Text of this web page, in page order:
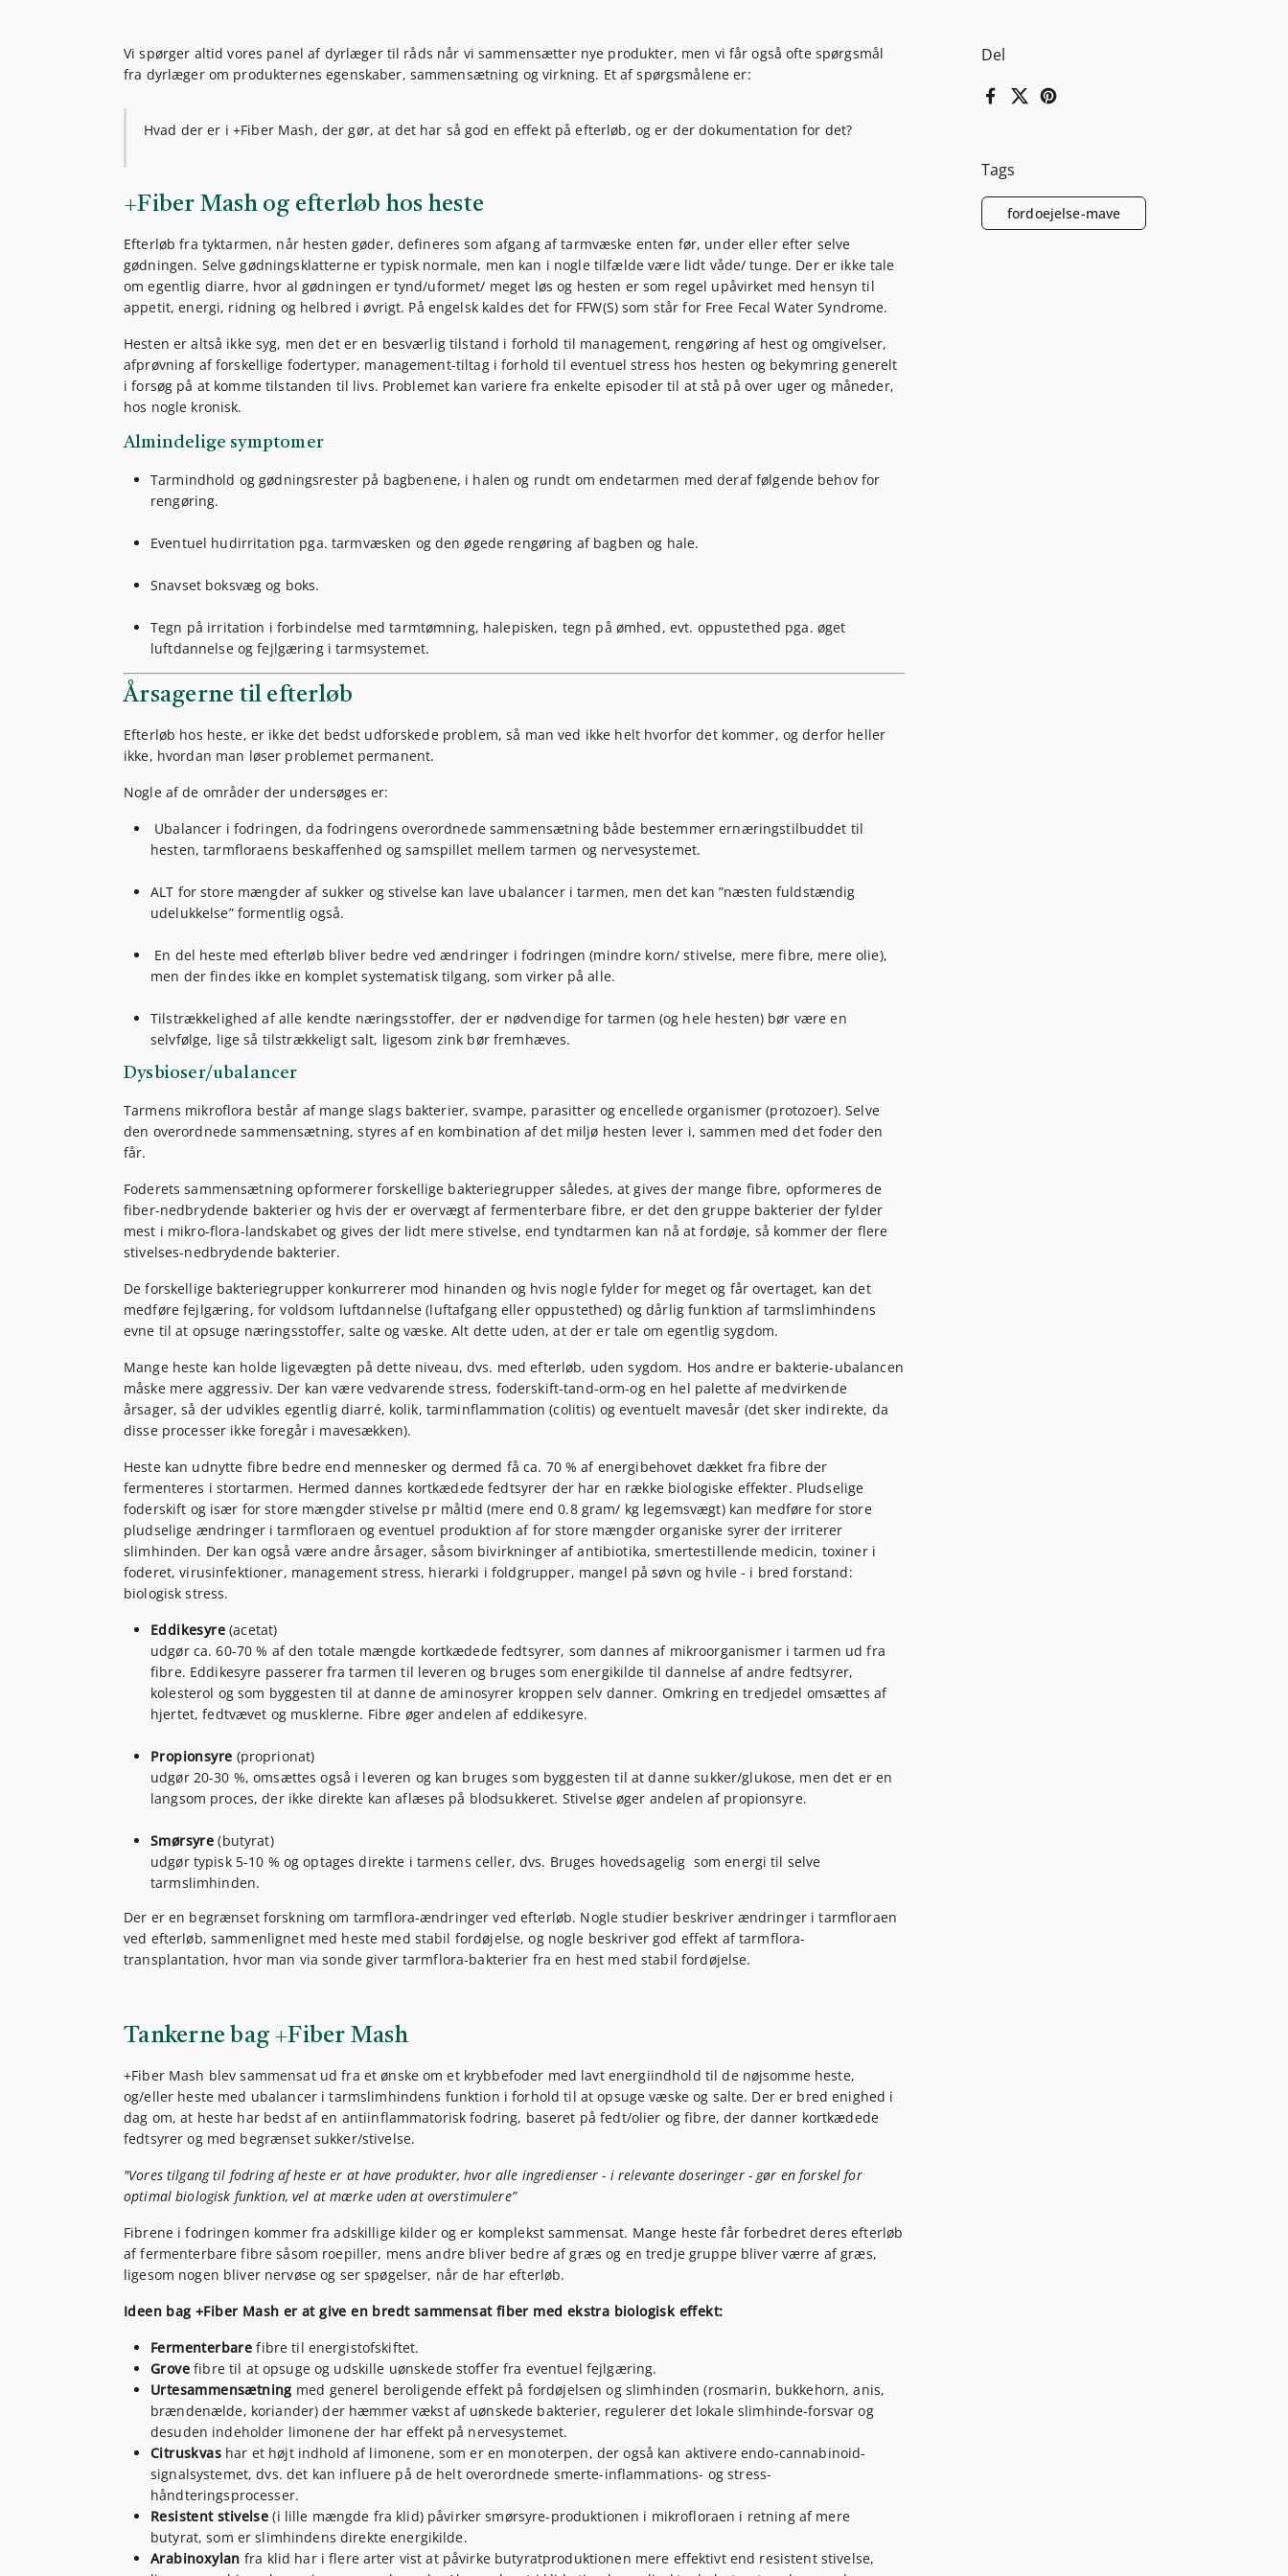
Del
Facebook
X (Twitter)
Pinterest
Tags
fordoejelse-mave
Vi spørger altid vores panel af dyrlæger til råds når vi sammensætter nye produkter, men vi får også ofte spørgsmål
fra dyrlæger om produkternes egenskaber, sammensætning og virkning. Et af spørgsmålene er:
Hvad der er i +Fiber Mash, der gør, at det har så god en effekt på efterløb, og er der dokumentation for det?
+Fiber Mash og efterløb hos heste
Efterløb fra tyktarmen, når hesten gøder, defineres som afgang af tarmvæske enten før, under eller efter selve
gødningen. Selve gødningsklatterne er typisk normale, men kan i nogle tilfælde være lidt våde/ tunge. Der er ikke tale
om egentlig diarre, hvor al gødningen er tynd/uformet/ meget løs og hesten er som regel upåvirket med hensyn til
appetit, energi, ridning og helbred i øvrigt. På engelsk kaldes det for FFW(S) som står for Free Fecal Water Syndrome.
Hesten er altså ikke syg, men det er en besværlig tilstand i forhold til management, rengøring af hest og omgivelser,
afprøvning af forskellige fodertyper, management-tiltag i forhold til eventuel stress hos hesten og bekymring generelt
i forsøg på at komme tilstanden til livs. Problemet kan variere fra enkelte episoder til at stå på over uger og måneder,
hos nogle kronisk.
Almindelige symptomer
Tarmindhold og gødningsrester på bagbenene, i halen og rundt om endetarmen med deraf følgende behov for
rengøring.
Eventuel hudirritation pga. tarmvæsken og den øgede rengøring af bagben og hale.
Snavset boksvæg og boks.
Tegn på irritation i forbindelse med tarmtømning, halepisken, tegn på ømhed, evt. oppustethed pga. øget
luftdannelse og fejlgæring i tarmsystemet.
Årsagerne til efterløb
Efterløb hos heste, er ikke det bedst udforskede problem, så man ved ikke helt hvorfor det kommer, og derfor heller
ikke, hvordan man løser problemet permanent.
Nogle af de områder der undersøges er:
Ubalancer i fodringen, da fodringens overordnede sammensætning både bestemmer ernæringstilbuddet til
hesten, tarmfloraens beskaffenhed og samspillet mellem tarmen og nervesystemet.
ALT for store mængder af sukker og stivelse kan lave ubalancer i tarmen, men det kan ”næsten fuldstændig
udelukkelse” formentlig også.
En del heste med efterløb bliver bedre ved ændringer i fodringen (mindre korn/ stivelse, mere fibre, mere olie),
men der findes ikke en komplet systematisk tilgang, som virker på alle.
Tilstrækkelighed af alle kendte næringsstoffer, der er nødvendige for tarmen (og hele hesten) bør være en
selvfølge, lige så tilstrækkeligt salt, ligesom zink bør fremhæves.
Dysbioser/ubalancer
Tarmens mikroflora består af mange slags bakterier, svampe, parasitter og encellede organismer (protozoer). Selve
den overordnede sammensætning, styres af en kombination af det miljø hesten lever i, sammen med det foder den
får.
Foderets sammensætning opformerer forskellige bakteriegrupper således, at gives der mange fibre, opformeres de
fiber-nedbrydende bakterier og hvis der er overvægt af fermenterbare fibre, er det den gruppe bakterier der fylder
mest i mikro-flora-landskabet og gives der lidt mere stivelse, end tyndtarmen kan nå at fordøje, så kommer der flere
stivelses-nedbrydende bakterier.
De forskellige bakteriegrupper konkurrerer mod hinanden og hvis nogle fylder for meget og får overtaget, kan det
medføre fejlgæring, for voldsom luftdannelse (luftafgang eller oppustethed) og dårlig funktion af tarmslimhindens
evne til at opsuge næringsstoffer, salte og væske. Alt dette uden, at der er tale om egentlig sygdom.
Mange heste kan holde ligevægten på dette niveau, dvs. med efterløb, uden sygdom. Hos andre er bakterie-ubalancen
måske mere aggressiv. Der kan være vedvarende stress, foderskift-tand-orm-og en hel palette af medvirkende
årsager, så der udvikles egentlig diarré, kolik, tarminflammation (colitis) og eventuelt mavesår (det sker indirekte, da
disse processer ikke foregår i mavesækken).
Heste kan udnytte fibre bedre end mennesker og dermed få ca. 70 % af energibehovet dækket fra fibre der
fermenteres i stortarmen. Hermed dannes kortkædede fedtsyrer der har en række biologiske effekter. Pludselige
foderskift og især for store mængder stivelse pr måltid (mere end 0.8 gram/ kg legemsvægt) kan medføre for store
pludselige ændringer i tarmfloraen og eventuel produktion af for store mængder organiske syrer der irriterer
slimhinden. Der kan også være andre årsager, såsom bivirkninger af antibiotika, smertestillende medicin, toxiner i
foderet, virusinfektioner, management stress, hierarki i foldgrupper, mangel på søvn og hvile - i bred forstand:
biologisk stress.
Eddikesyre (acetat)
udgør ca. 60-70 % af den totale mængde kortkædede fedtsyrer, som dannes af mikroorganismer i tarmen ud fra
fibre. Eddikesyre passerer fra tarmen til leveren og bruges som energikilde til dannelse af andre fedtsyrer,
kolesterol og som byggesten til at danne de aminosyrer kroppen selv danner. Omkring en tredjedel omsættes af
hjertet, fedtvævet og musklerne. Fibre øger andelen af eddikesyre.
Propionsyre (proprionat)
udgør 20-30 %, omsættes også i leveren og kan bruges som byggesten til at danne sukker/glukose, men det er en
langsom proces, der ikke direkte kan aflæses på blodsukkeret. Stivelse øger andelen af propionsyre.
Smørsyre (butyrat)
udgør typisk 5-10 % og optages direkte i tarmens celler, dvs. Bruges hovedsagelig som energi til selve
tarmslimhinden.
Der er en begrænset forskning om tarmflora-ændringer ved efterløb. Nogle studier beskriver ændringer i tarmfloraen
ved efterløb, sammenlignet med heste med stabil fordøjelse, og nogle beskriver god effekt af tarmflora-
transplantation, hvor man via sonde giver tarmflora-bakterier fra en hest med stabil fordøjelse.
Tankerne bag +Fiber Mash
+Fiber Mash blev sammensat ud fra et ønske om et krybbefoder med lavt energiindhold til de nøjsomme heste,
og/eller heste med ubalancer i tarmslimhindens funktion i forhold til at opsuge væske og salte. Der er bred enighed i
dag om, at heste har bedst af en antiinflammatorisk fodring, baseret på fedt/olier og fibre, der danner kortkædede
fedtsyrer og med begrænset sukker/stivelse.
"Vores tilgang til fodring af heste er at have produkter, hvor alle ingredienser - i relevante doseringer - gør en forskel for
optimal biologisk funktion, vel at mærke uden at overstimulere”
Fibrene i fodringen kommer fra adskillige kilder og er komplekst sammensat. Mange heste får forbedret deres efterløb
af fermenterbare fibre såsom roepiller, mens andre bliver bedre af græs og en tredje gruppe bliver værre af græs,
ligesom nogen bliver nervøse og ser spøgelser, når de har efterløb.
Ideen bag +Fiber Mash er at give en bredt sammensat fiber med ekstra biologisk effekt:
Fermenterbare fibre til energistofskiftet.
Grove fibre til at opsuge og udskille uønskede stoffer fra eventuel fejlgæring.
Urtesammensætning med generel beroligende effekt på fordøjelsen og slimhinden (rosmarin, bukkehorn, anis,
brændenælde, koriander) der hæmmer vækst af uønskede bakterier, regulerer det lokale slimhinde-forsvar og
desuden indeholder limonene der har effekt på nervesystemet.
Citruskvas har et højt indhold af limonene, som er en monoterpen, der også kan aktivere endo-cannabinoid-
signalsystemet, dvs. det kan influere på de helt overordnede smerte-inflammations- og stress-
håndteringsprocesser.
Resistent stivelse (i lille mængde fra klid) påvirker smørsyre-produktionen i mikrofloraen i retning af mere
butyrat, som er slimhindens direkte energikilde.
Arabinoxylan fra klid har i flere arter vist at påvirke butyratproduktionen mere effektivt end resistent stivelse,